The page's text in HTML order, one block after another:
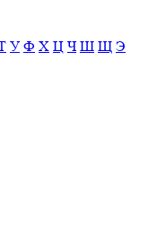
У Ф Х Ц Ч Ш Щ Э